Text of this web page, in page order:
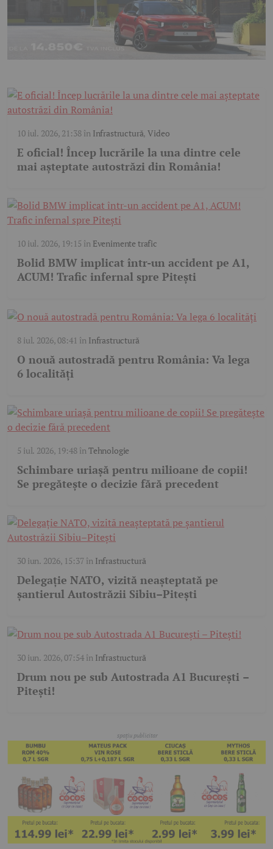
10 iul. 2026, 21:38în Infrastructură,Video
E oficial! Încep lucrările la una dintre cele
mai așteptate autostrăzi din România!
10 iul. 2026, 19:15 în Evenimente trafic
Bolid BMW implicat într-un accident pe A1,
ACUM! Trafic infernal spre Pitești
8 iul. 2026, 08:41 în Infrastructură
O nouă autostradă pentru România: Va lega
6 localități
5 iul. 2026, 19:48în Tehnologie
Schimbare uriașă pentru milioane de copii!
Se pregătește o decizie fără precedent
30 iun. 2026, 15:37în Infrastructură
Delegație NATO, vizită neașteptată pe
șantierul Autostrăzii Sibiu–Pitești
30 iun. 2026, 07:54în Infrastructură
Drum nou pe sub Autostrada A1 București –
Pitești!